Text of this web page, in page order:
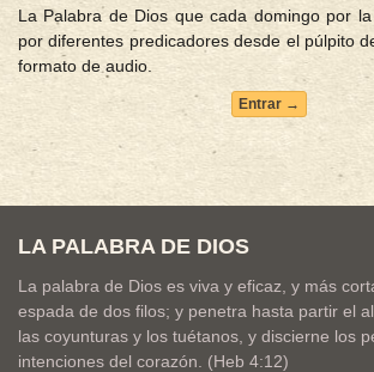
La Palabra de Dios que cada domingo por
por diferentes predicadores desde el púlpito
formato de audio.
Entrar →
LA PALABRA DE DIOS
La palabra de Dios es viva y eficaz, y más
espada de dos filos; y penetra hasta partir el
las coyunturas y los tuétanos, y discierne los
intenciones del corazón. (Heb 4:12)